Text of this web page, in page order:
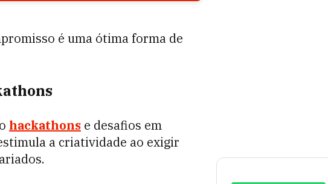
é uma ótima forma de
hackathons e desafios em
a criatividade ao exigir